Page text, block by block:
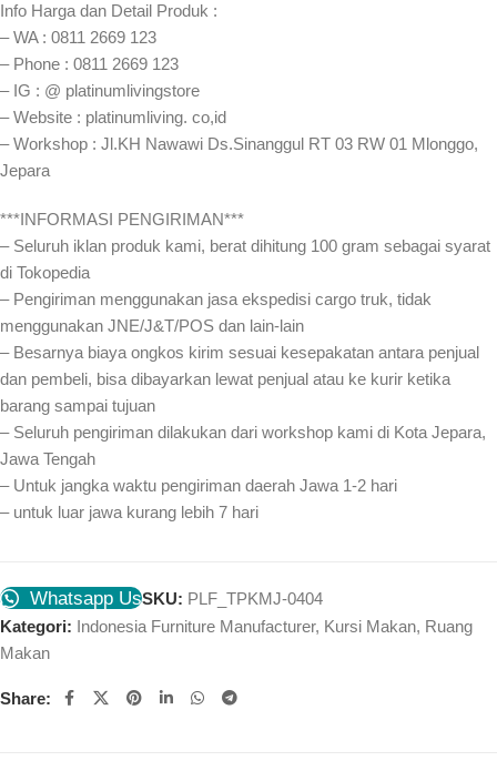
Info Harga dan Detail Produk :
– WA : 0811 2669 123
– Phone : 0811 2669 123
– IG : @ platinumlivingstore
– Website : platinumliving. co,id
– Workshop : Jl.KH Nawawi Ds.Sinanggul RT 03 RW 01 Mlonggo,
Jepara
***INFORMASI PENGIRIMAN***
– Seluruh iklan produk kami, berat dihitung 100 gram sebagai syarat
di Tokopedia
– Pengiriman menggunakan jasa ekspedisi cargo truk, tidak
menggunakan JNE/J&T/POS dan lain-lain
– Besarnya biaya ongkos kirim sesuai kesepakatan antara penjual
dan pembeli, bisa dibayarkan lewat penjual atau ke kurir ketika
barang sampai tujuan
– Seluruh pengiriman dilakukan dari workshop kami di Kota Jepara,
Jawa Tengah
– Untuk jangka waktu pengiriman daerah Jawa 1-2 hari
– untuk luar jawa kurang lebih 7 hari
Whatsapp UsSKU: PLF_TPKMJ-0404
Kategori: Indonesia Furniture Manufacturer, Kursi Makan, Ruang
Makan
Share: